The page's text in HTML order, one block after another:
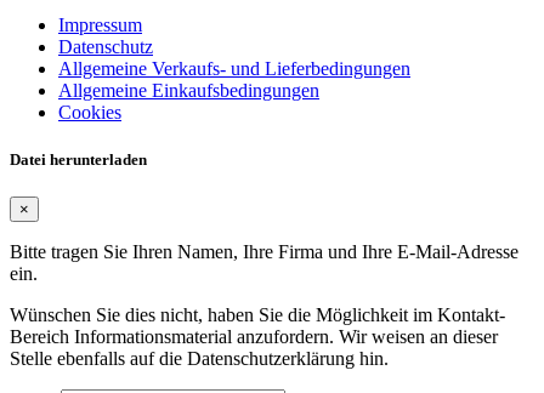
Impressum
Datenschutz
Allgemeine Verkaufs- und Lieferbedingungen
Allgemeine Einkaufsbedingungen
Cookies
Datei herunterladen
×
Bitte tragen Sie Ihren Namen, Ihre Firma und Ihre E-Mail-Adresse
ein.
Wünschen Sie dies nicht, haben Sie die Möglichkeit im Kontakt-
Bereich Informationsmaterial anzufordern. Wir weisen an dieser
Stelle ebenfalls auf die Datenschutzerklärung hin.